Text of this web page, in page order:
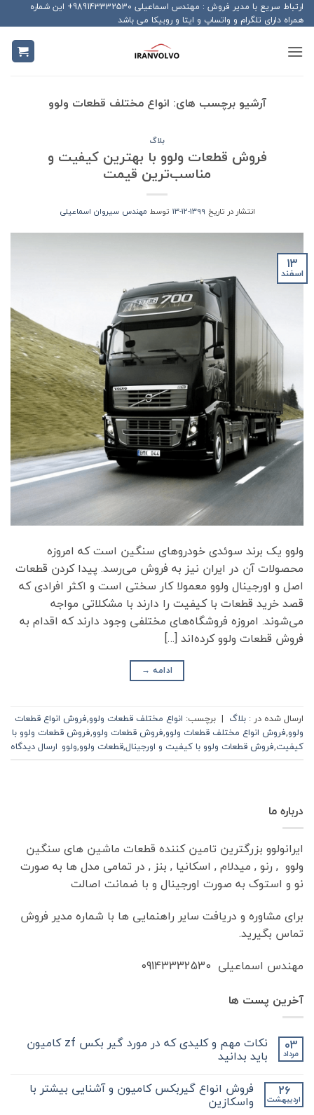
Skip
to
content
ارتباط سریع با مدیر فروش : مهندس اسماعیلی 989143332530+ این شماره
همراه دارای تلگرام و واتساپ و ایتا و روبیکا می باشد
آرشیو برچسب های: انواع مختلف قطعات ولوو
بلاگ
فروش قطعات ولوو با بهترین کیفیت و
مناسب‌ترین قیمت
انتشار در تاریخ 1399-12-13 توسط مهندس سیروان اسماعیلی
13
اسفند
ولوو یک برند سوئدی خودروهای سنگین است که امروزه
محصولات آن در ایران نیز به فروش می‌رسد. پیدا کردن قطعات
اصل و اورجینال ولوو معمولا کار سختی است و اکثر افرادی که
قصد خرید قطعات با کیفیت را دارند با مشکلاتی مواجه
می‌شوند. امروزه فروشگاه‌های مختلفی وجود دارند که اقدام به
فروش قطعات ولوو کرده‌اند […]
ادامه →
ارسال شده در : بلاگ | برچسب: انواع مختلف قطعات ولوو,فروش انواع قطعات
ولوو,فروش انواع مختلف قطعات ولوو,فروش قطعات ولوو,فروش قطعات ولوو با
کیفیت,فروش قطعات ولوو با کیفیت و اورجینال,قطعات ولوو,ولوو ارسال دیدگاه
درباره ما
ایرانولوو بزرگترین تامین کننده قطعات ماشین های سنگین
ولوو , رنو , میدلام , اسکانیا , بنز , در تمامی مدل ها به صورت
نو و استوک به صورت اورجینال و با ضمانت اصالت
برای مشاوره و دریافت سایر راهنمایی ها با شماره مدیر فروش
تماس بگیرید.
مهندس اسماعیلی 09143332530
آخرین پست ها
03
مرداد
نکات مهم و کلیدی که در مورد گیر بکس zf کامیون
باید بدانید
دیدگاهی
نکات
مهم
نشده 26
اردیبهشت
فروش انواع گیربکس کامیون و آشنایی بیشتر با
واسکازین